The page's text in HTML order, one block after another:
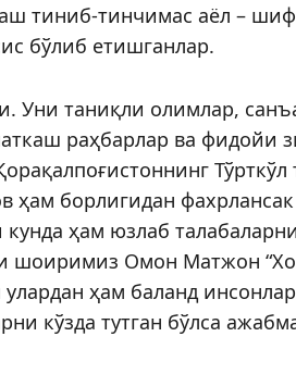
тиниб-тинчимас аёл –
бўлиб етишганлар.
Уни таниқли олимлар,
раҳбарлар ва фидойи
Тўрткўл
ҳам борлигидан
ҳам юзлаб
шоиримиз Омон Матжон
ҳам баланд
кўзда тутган бўлса